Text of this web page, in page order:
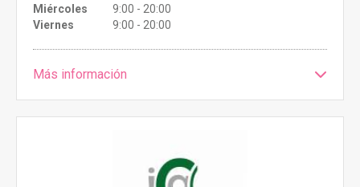
Miércoles
9:00 - 20:00
Viernes
9:00 - 20:00
Más información